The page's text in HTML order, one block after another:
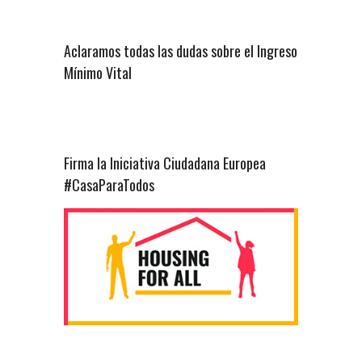
Aclaramos todas las dudas sobre el Ingreso
Mínimo Vital
Firma la Iniciativa Ciudadana Europea
#CasaParaTodos